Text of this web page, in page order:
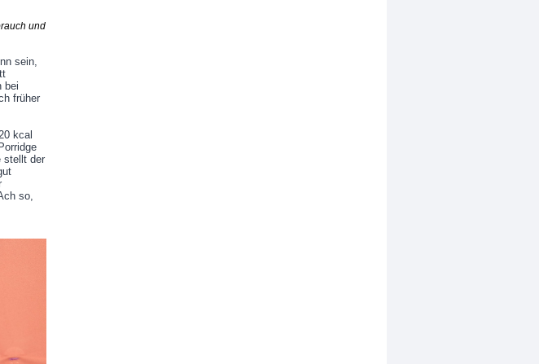
und
sein,
bei
früher
kcal
stellt der
so,